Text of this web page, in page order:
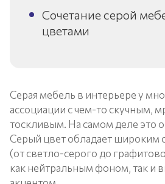
Сочетание серой
цветами
Серая мебель в интерьере у
ассоциации с чем-то скучным,
тоскливым. На самом деле это
Серый цвет обладает широким
(от светло-серого до
как нейтральным фоном, так и